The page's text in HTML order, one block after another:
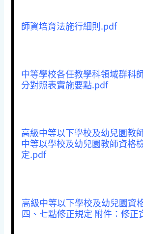
師資培育法施行細則.pdf
中等學校各任教學科領域群科
分對照表實施要點.pdf
高級中等以下學校及幼兒園教
中等以學校及幼兒園教師資格
定.pdf
高級中等以下學校及幼兒園資
四、七點修正規定 附件：修正